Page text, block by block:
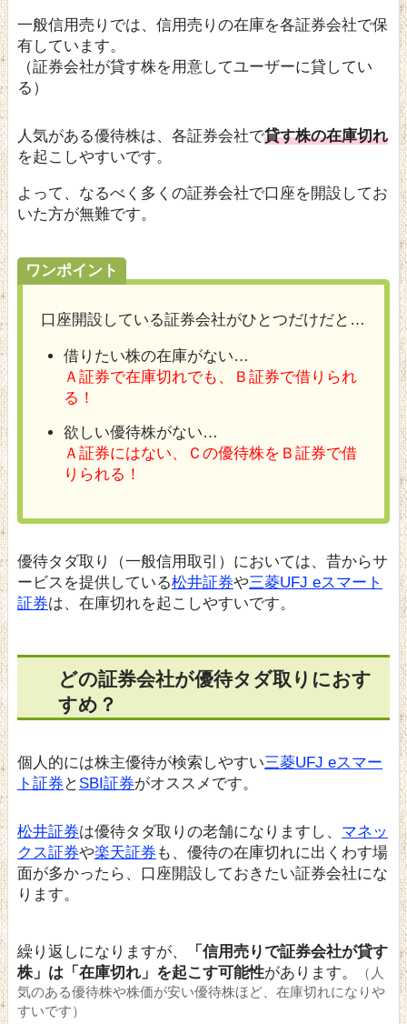
一般信用売りでは、信用売りの在庫を各証券会社で保
有しています。
（証券会社が貸す株を用意してユーザーに貸してい
る）
人気がある優待株は、各証券会社で貸す株の在庫切れ
を起こしやすいです。
よって、なるべく多くの証券会社で口座を開設してお
いた方が無難です。
ワンポイント
口座開設している証券会社がひとつだけだと…
借りたい株の在庫がない…
Ａ証券で在庫切れでも、Ｂ証券で借りられ
る！
欲しい優待株がない…
Ａ証券にはない、Ｃの優待株をＢ証券で借
りられる！
優待タダ取り（一般信用取引）においては、昔からサ
ービスを提供している松井証券や三菱UFJ eスマート
証券は、在庫切れを起こしやすいです。
どの証券会社が優待タダ取りにおす
すめ？
個人的には株主優待が検索しやすい三菱UFJ eスマー
ト証券 と SBI証券がオススメです。
松井証券は優待タダ取りの老舗になりますし、 マネッ
クス証券や楽天証券 も、優待の在庫切れに出くわす場
面が多かったら、口座開設しておきたい証券会社にな
ります。
繰り返しになりますが、
「信用売りで証券会社が貸す
株」は「在庫切れ」を起こす可能性があります。
（人
気のある優待株や株価が安い優待株ほど、在庫切れになりや
すいです）